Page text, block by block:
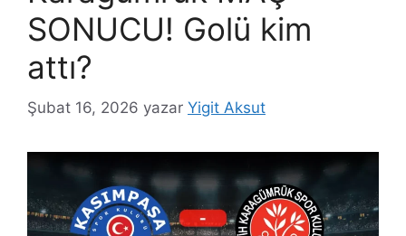
SONUCU! Golü kim
attı?
Şubat 16, 2026 yazar Yigit Aksut